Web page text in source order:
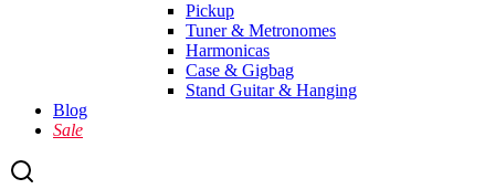
Pickup
Tuner & Metronomes
Harmonicas
Case & Gigbag
Stand Guitar & Hanging
Blog
Sale